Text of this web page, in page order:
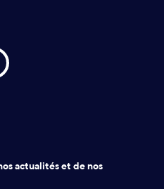
actualités et de nos